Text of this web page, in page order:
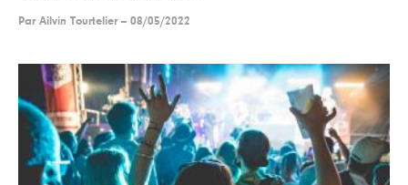
Par Ailvin Tourtelier -- 08/05/2022